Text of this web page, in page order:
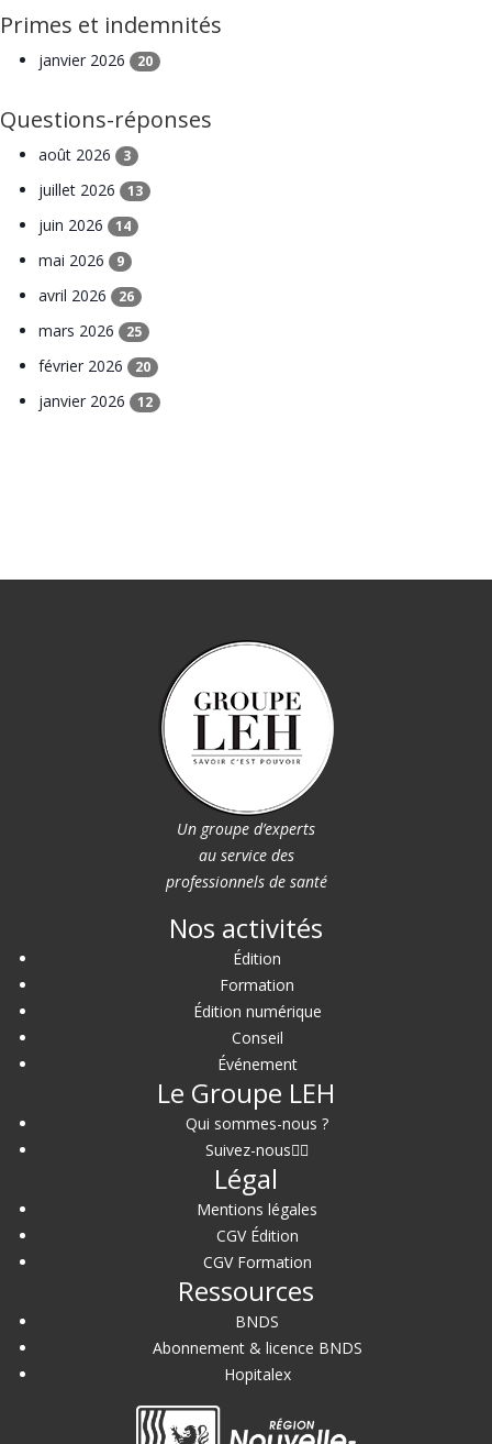
Primes et indemnités
janvier 2026 20
Questions-réponses
août 2026 3
juillet 2026 13
juin 2026 14
mai 2026 9
avril 2026 26
mars 2026 25
février 2026 20
janvier 2026 12
Un groupe d’experts
au service des
professionnels de santé
Nos activités
Édition
Formation
Édition numérique
Conseil
Événement
Le Groupe LEH
Qui sommes-nous ?
Suivez-nous
Légal
Mentions légales
CGV Édition
CGV Formation
Ressources
BNDS
Abonnement & licence BNDS
Hopitalex